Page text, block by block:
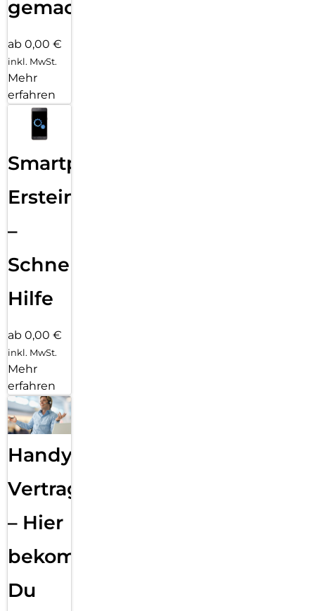
gemacht!
ab 0,00 €
inkl. MwSt.
Mehr
erfahren
Smartphone
Ersteinrichtung
–
Schnelle
Hilfe
ab 0,00 €
inkl. MwSt.
Mehr
erfahren
Handy
Vertragsabwicklung
– Hier
bekommst
Du